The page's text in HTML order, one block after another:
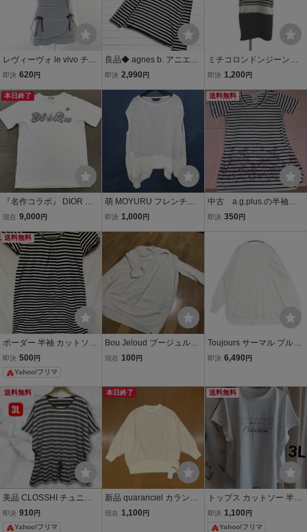
レヴィーヴォ le vivo チュ
ニック カットソー ボーダ
ティアード コットン 半袖
L 40 ダークネイビー 白 ホ
ワイト
即決 620 円
良品◆ agnes b. アニエス
ベー コットン ボーダー 長
ー Tシャツ 白 × 黒 ホワイ
ト ブラック レディース 1
096F□
即決 2,990 円
ミチコロンドンジーンズ
MICHIKO LONDON JEAN
シャツ L 紺 ネイビー 白
ホワイト ボーダー柄 切り
替えデザイン
即決 1,200 円
本日終了
『名作コラボ』 DIOR デ
ィオール × KAWS カウズ
繍 半袖 Tシャツ トップス
カットソー ホワイト 白 s
相当
現在 9,000 円
萌 MOYURU フレンチス
リーブ カットソー チュニ
メトリー 切替 レディース
即決 1,000 円
送料無料
中古 a.g.plus.の半袖チ
ュニックカットソー
即決 350 円
送料無料
ボーダー 半袖 カットソー
チュニック丈 ブラック×
ホワイト
即決 500 円
Yahoo!フリマ
Bou Jeloud ブージュルー
ド ボートネック カットソ
シャツ 白 長袖
現在 100 円
Toujours サーマル プルオ
ーバーオーバーサイズ チ
トゥジュー 6-0725M 284
524
即決 6,490 円
送料無料
美品 CLOSSHI チュニッ
ク カットソー ウエスト紐
付き ボーダー柄 透かし編
即決 910 円
Yahoo!フリマ
本日終了
新品 quaranciel カランシ
エル シップス オーバーサ
現在 1,100 円
送料無料
トップス カットソー 半袖
Tシャツ ホワイト系 白系
半袖Tシャツ 3L ロゴT プ
即決 1,100 円
Yahoo!フリマ